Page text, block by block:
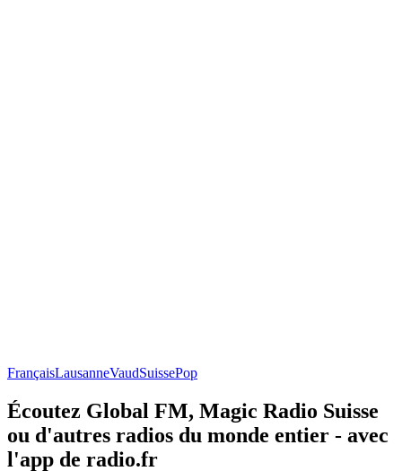
FrançaisLausanneVaudSuissePop
Écoutez Global FM, Magic Radio Suisse
ou d'autres radios du monde entier - avec
l'app de radio.fr